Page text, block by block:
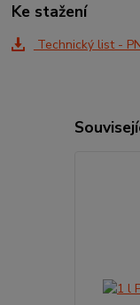
Ke stažení
Technický list -